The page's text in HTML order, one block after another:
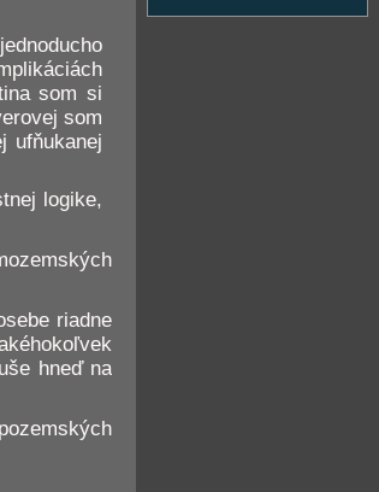
som si
som
ufňukanej
logike,
riadne
hneď na